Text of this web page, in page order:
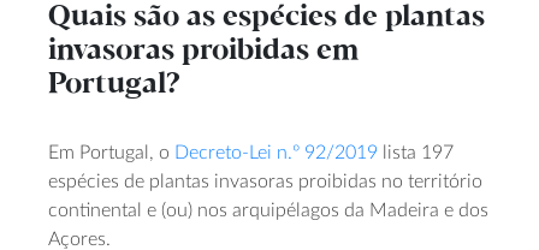
Quais são as espécies de plantas
invasoras proibidas em
Portugal?
Em Portugal, o Decreto-Lei n.º 92/2019 lista 197
espécies de plantas invasoras proibidas no território
continental e (ou) nos arquipélagos da Madeira e dos
Açores.